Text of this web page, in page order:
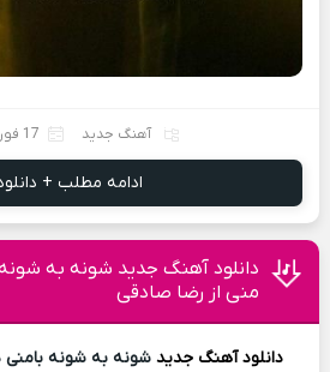
آهنگ جدید 17 فوریه 2025
ادامه مطلب +
دانلود آهنگ جدید شونه به شونه
منی از رضا صادقی
دانلود آهنگ جدید شونه به شونه بامنی